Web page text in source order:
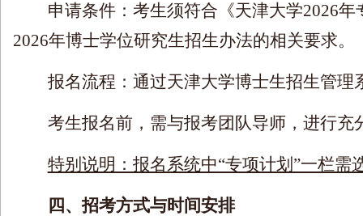
申请条件：考生须符合《天津大学2026年
2026年博士学位研究生招生办法的相关要求。
报名流程：通过天津大学博士生招生管理
考生报名前，需与报考团队导师，进行充
特别说明：报名系统中“专项计划”一栏需
四、招考方式与时间安排